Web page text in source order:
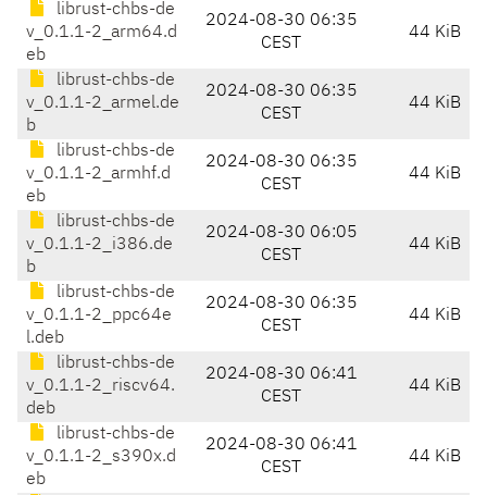
librust-chbs-de
v_0.1.1-2_arm64.d
eb
2024-08-30 06:35
CEST
44 KiB
librust-chbs-de
v_0.1.1-2_armel.de
b
2024-08-30 06:35
CEST
44 KiB
librust-chbs-de
v_0.1.1-2_armhf.d
eb
2024-08-30 06:35
CEST
44 KiB
librust-chbs-de
v_0.1.1-2_i386.de
b
2024-08-30 06:05
CEST
44 KiB
librust-chbs-de
v_0.1.1-2_ppc64e
l.deb
2024-08-30 06:35
CEST
44 KiB
librust-chbs-de
v_0.1.1-2_riscv64.
deb
2024-08-30 06:41
CEST
44 KiB
librust-chbs-de
v_0.1.1-2_s390x.d
eb
2024-08-30 06:41
CEST
44 KiB